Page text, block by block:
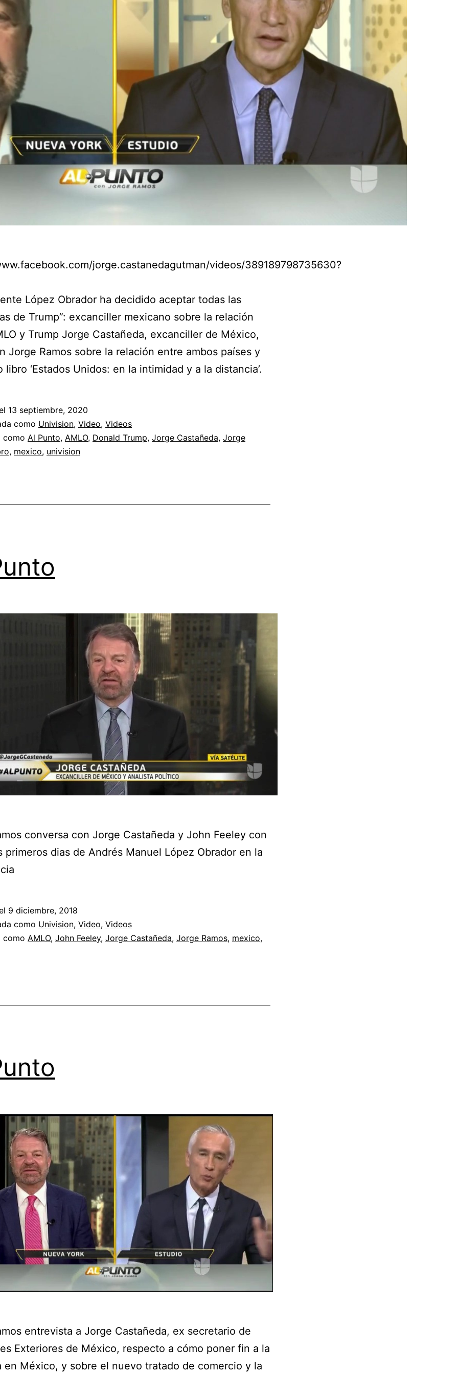
jorge.castanedagutman/videos/389189798735630?
López Obrador ha decidido aceptar todas las
de Trump”: excanciller mexicano sobre la relación
y Trump Jorge Castañeda, excanciller de México,
Jorge Ramos sobre la relación entre ambos países y
libro ‘Estados Unidos: en la intimidad y a la distancia’.
13 septiembre, 2020
como Univision, Video, Videos
como Al Punto, AMLO, Donald Trump, Jorge Castañeda, Jorge
, mexico, univision
conversa con Jorge Castañeda y John Feeley con
primeros dias de Andrés Manuel López Obrador en la
9 diciembre, 2018
como Univision, Video, Videos
como AMLO, John Feeley, Jorge Castañeda, Jorge Ramos, mexico,
entrevista a Jorge Castañeda, ex secretario de
Exteriores de México, respecto a cómo poner fin a la
en México, y sobre el nuevo tratado de comercio y la